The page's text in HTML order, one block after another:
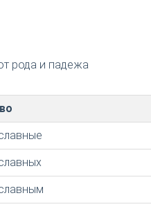
рода и падежа